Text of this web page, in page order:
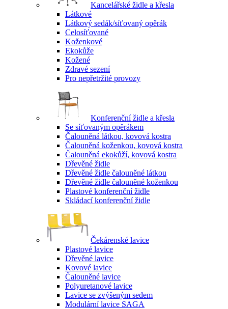
Kancelářské židle a křesla
Látkové
Látkový sedák/síťovaný opěrák
Celosíťované
Koženkové
Ekokůže
Kožené
Zdravé sezení
Pro nepřetržité provozy
Konferenční židle a křesla
Se síťovaným opěrákem
Čalouněná látkou, kovová kostra
Čalouněná koženkou, kovová kostra
Čalouněná ekokůží, kovová kostra
Dřevěné židle
Dřevěné židle čalouněné látkou
Dřevěné židle čalouněné koženkou
Plastové konferenční židle
Skládací konferenční židle
Čekárenské lavice
Plastové lavice
Dřevěné lavice
Kovové lavice
Čalouněné lavice
Polyuretanové lavice
Lavice se zvýšeným sedem
Modulární lavice SAGA